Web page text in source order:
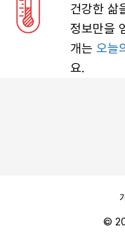
건강한 삶
정보만을
개는 오늘
요.
©